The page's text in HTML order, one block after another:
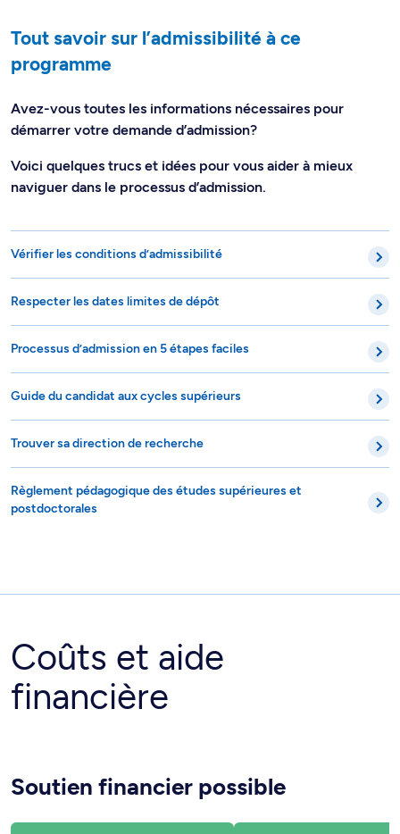
Tout savoir sur l’admissibilité à ce
programme
Avez-vous toutes les informations nécessaires pour
démarrer votre demande d’admission?
Voici quelques trucs et idées pour vous aider à mieux
naviguer dans le processus d’admission.
Vérifier les conditions d’admissibilité
Respecter les dates limites de dépôt
Processus d’admission en 5 étapes faciles
Guide du candidat aux cycles supérieurs
Trouver sa direction de recherche
Règlement pédagogique des études supérieures et
postdoctorales
Coûts et aide
financière
Soutien financier possible